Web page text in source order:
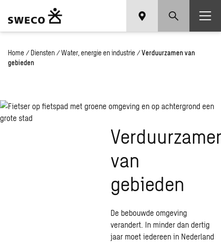
Home / Diensten / Water, energie en industrie / Verduurzamen van
gebieden
van
gebieden
De bebouwde omgeving
verandert. In minder dan dertig
jaar moet iedereen in Nederland